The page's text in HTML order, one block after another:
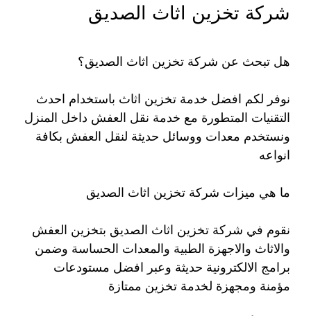
شركة تخزين اثاث الصديق
هل تبحث عن شركة تخزين اثاث الصديق؟
نوفر لكم افضل خدمة تخزين اثاث باستخدام احدث
التقنيات المتطورة مع خدمة نقل العفش داخل المنزل
ونستخدم معدات ووسائل حديثة لنقل العفش بكافة
انواعه
ما هي ميزات شركة تخزين اثاث الصديق
نقوم في شركة تخزين اثاث الصديق بتخزين العفش
والاثاث والاجهزة الطبية والمعدات الحساسة وضمن
برامج الالكترونية حديثة وعبر افضل مستودعات
مؤمنة ومجهزة لخدمة تخزين ممتازة